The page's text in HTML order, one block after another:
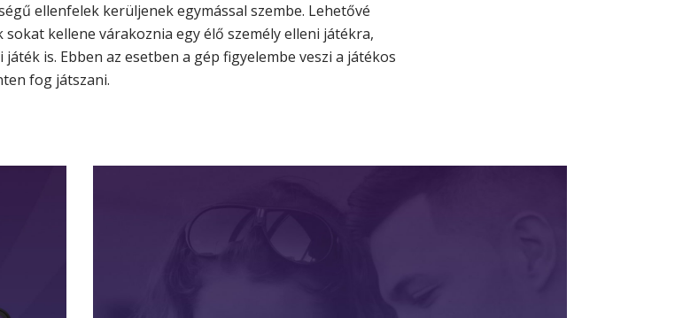
ellenfelek kerüljenek egymással szembe. Lehetővé
kellene várakoznia egy élő személy elleni játékra,
is. Ebben az esetben a gép figyelembe veszi a játékos
fog játszani.